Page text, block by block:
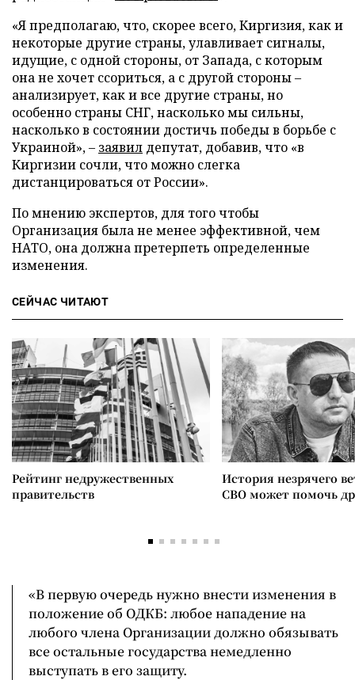
«Я предполагаю, что, скорее всего, Киргизия, как и
некоторые другие страны, улавливает сигналы,
идущие, с одной стороны, от Запада, с которым
она не хочет ссориться, а с другой стороны –
анализирует, как и все другие страны, но
особенно страны СНГ, насколько мы сильны,
насколько в состоянии достичь победы в борьбе с
Украиной», – заявил депутат, добавив, что «в
Киргизии сочли, что можно слегка
дистанцироваться от России».
По мнению экспертов, для того чтобы
Организация была не менее эффективной, чем
НАТО, она должна претерпеть определенные
изменения.
СЕЙЧАС ЧИТАЮТ
Рейтинг недружественных
правительств
История незрячего
СВО может помочь
«В первую очередь нужно внести изменения в
положение об ОДКБ: любое нападение на
любого члена Организации должно обязывать
все остальные государства немедленно
выступать в его защиту.